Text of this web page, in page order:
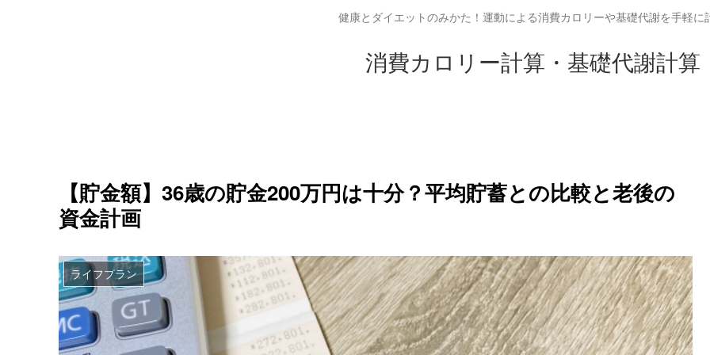
健康とダイエットのみかた！運動による消費カロリーや基礎代謝を手軽に
消費カロリー計算・基礎代謝計算
【貯金額】36歳の貯金200万円は十分？平均貯蓄との比較と老後の
資金計画
ライフプラン